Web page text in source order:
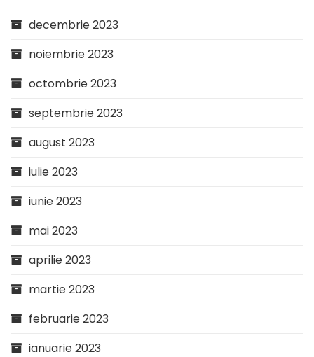
decembrie 2023
noiembrie 2023
octombrie 2023
septembrie 2023
august 2023
iulie 2023
iunie 2023
mai 2023
aprilie 2023
martie 2023
februarie 2023
ianuarie 2023